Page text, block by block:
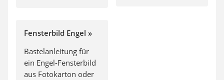
Fensterbild Engel »
Bastelanleitung für
ein Engel-Fensterbild
aus Fotokarton oder